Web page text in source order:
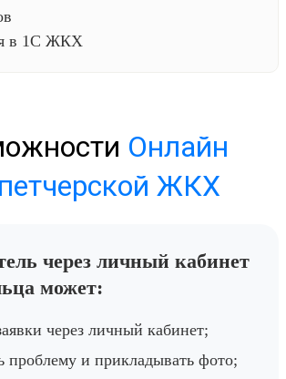
в 1С ЖКХ
Онлайн
ЖКХ
через личный кабинет
может:
через личный кабинет;
проблему и прикладывать фото;